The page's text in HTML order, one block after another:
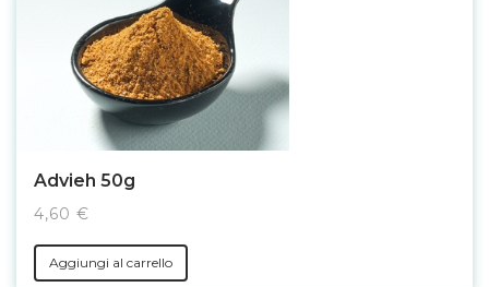
Advieh 50g
4,60 €
Aggiungi al carrello